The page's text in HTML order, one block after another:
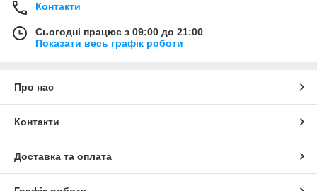
Контакти
Сьогодні працює з 09:00 до 21:00
Показати весь графік роботи
Про нас
Контакти
Доставка та оплата